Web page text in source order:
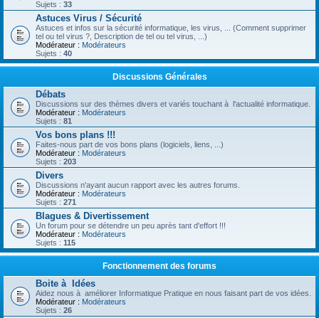
Sujets : 33
Astuces Virus / Sécurité
Astuces et infos sur la sécurité informatique, les virus, ... (Comment supprimer
tel ou tel virus ?, Description de tel ou tel virus, ...)
Modérateur : Modérateurs
Sujets : 40
Discussions Générales
Débats
Discussions sur des thèmes divers et variés touchant à l'actualité informatique.
Modérateur : Modérateurs
Sujets : 81
Vos bons plans !!!
Faites-nous part de vos bons plans (logiciels, liens, ...)
Modérateur : Modérateurs
Sujets : 203
Divers
Discussions n'ayant aucun rapport avec les autres forums.
Modérateur : Modérateurs
Sujets : 271
Blagues & Divertissement
Un forum pour se détendre un peu après tant d'effort !!!
Modérateur : Modérateurs
Sujets : 115
Fonctionnement des forums
Boite à Idées
Aidez nous à améliorer Informatique Pratique en nous faisant part de vos idées.
Modérateur : Modérateurs
Sujets : 26